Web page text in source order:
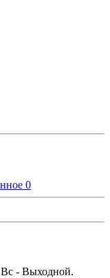
0
- Выходной.